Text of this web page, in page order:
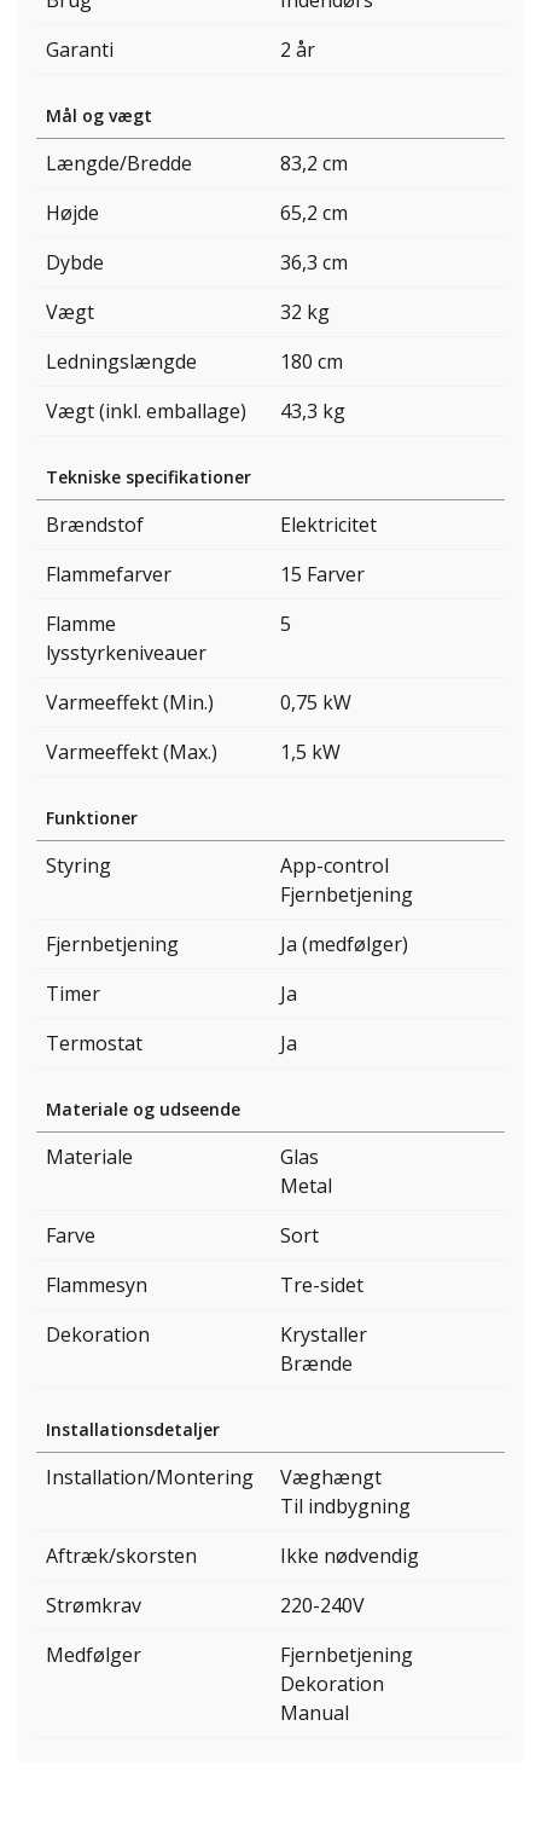
Garanti
2 år
Mål og vægt
Længde/Bredde
83,2 cm
Højde
65,2 cm
Dybde
36,3 cm
Vægt
32 kg
Ledningslængde
180 cm
Vægt (inkl. emballage)
43,3 kg
Tekniske specifikationer
Brændstof
Elektricitet
Flammefarver
15 Farver
Flamme
lysstyrkeniveauer
5
Varmeeffekt (Min.)
0,75 kW
Varmeeffekt (Max.)
1,5 kW
Funktioner
Styring
App-control
Fjernbetjening
Fjernbetjening
Ja (medfølger)
Timer
Ja
Termostat
Ja
Materiale og udseende
Materiale
Glas
Metal
Farve
Sort
Flammesyn
Tre-sidet
Dekoration
Krystaller
Brænde
Installationsdetaljer
Installation/Montering
Væghængt
Til indbygning
Aftræk/skorsten
Ikke nødvendig
Strømkrav
220-240V
Medfølger
Fjernbetjening
Dekoration
Manual